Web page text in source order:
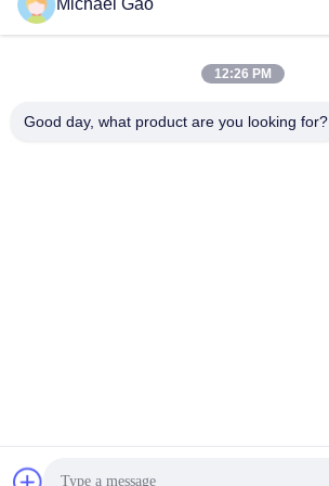
Michael Gao
12:26 PM
Good day, what product are you looking for?